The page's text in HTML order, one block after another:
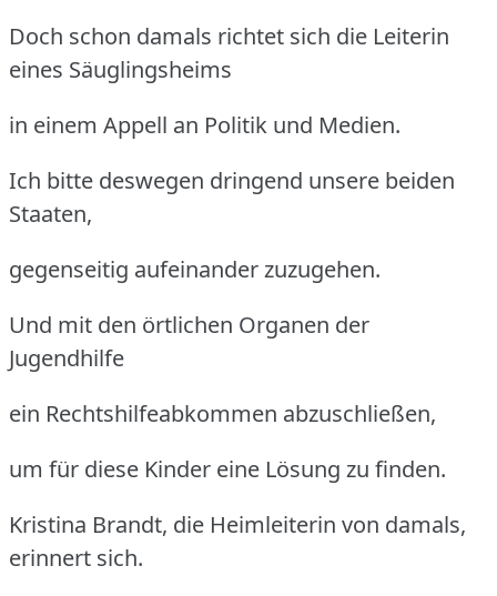
Doch schon damals richtet sich die Leiterin
eines Säuglingsheims
in einem Appell an Politik und Medien.
Ich bitte deswegen dringend unsere beiden
Staaten,
gegenseitig aufeinander zuzugehen.
Und mit den örtlichen Organen der
Jugendhilfe
ein Rechtshilfeabkommen abzuschließen,
um für diese Kinder eine Lösung zu finden.
Kristina Brandt, die Heimleiterin von damals,
erinnert sich.